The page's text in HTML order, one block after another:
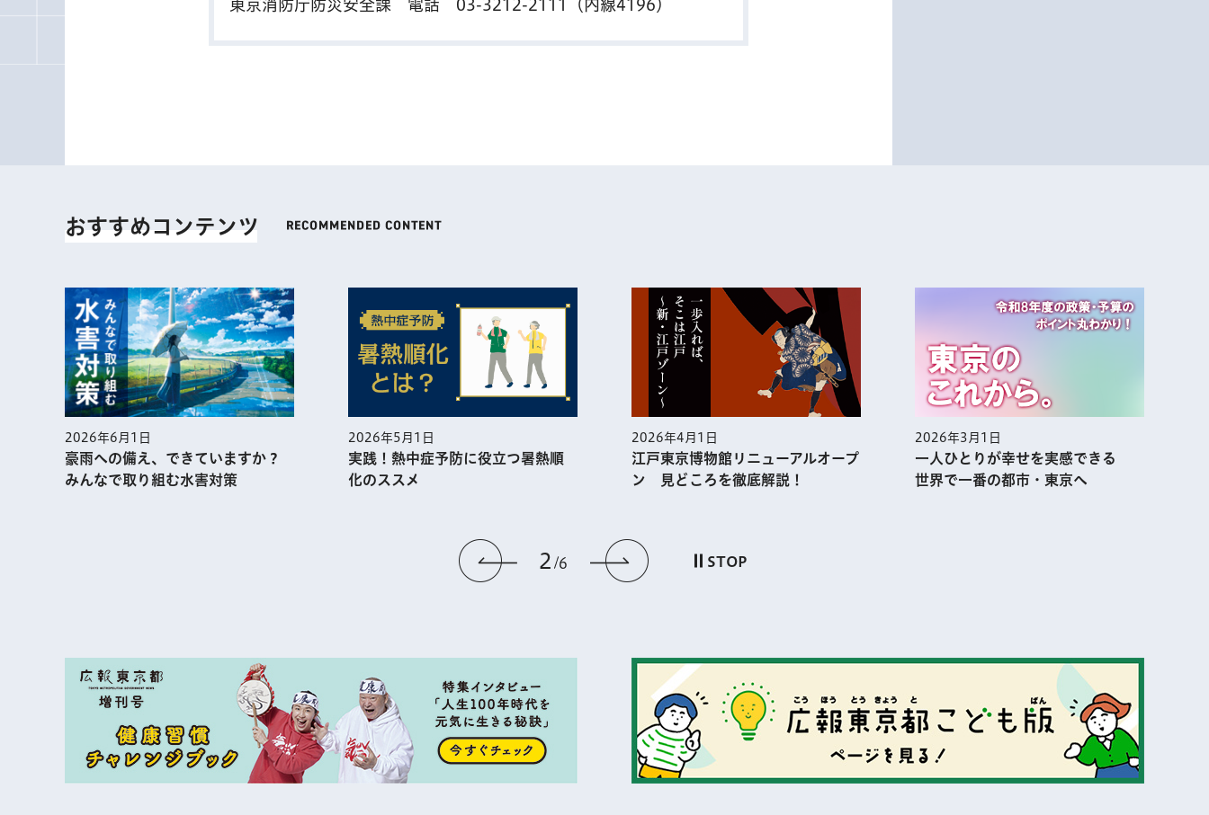
東京消防庁防災安全課 電話 03-3212-2111 （内線4196）
おすすめコンテンツ
前のスライドを表示
2 6 次のスライドを表示
STOP
2026年6月1日
豪雨への備え、できていますか？
みんなで取り組む水害対策
2026年5月1日
実践！熱中症予防に役⽴つ暑熱順
化のススメ
2026年4月1日
江戸東京博物館リニューアルオープ
ン 見どころを徹底解説！
2026年3月1日
一人ひとりが幸せを実感できる
世界で一番の都市・東京へ